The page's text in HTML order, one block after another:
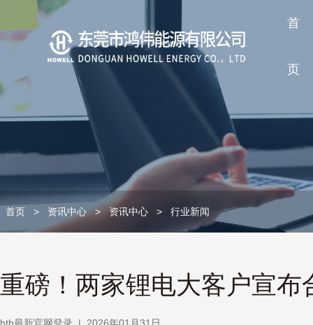
首
页
首页 > 资讯中心 > 资讯中心 > 行业新闻
重磅！两家锂电大客户宣
hth最新官网登录 | 2026年01月31日